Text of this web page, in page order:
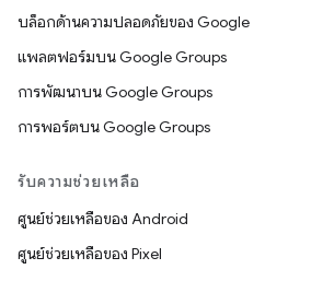
บล็อกด้านความปลอดภัยของ Google
แพลตฟอร์มบน Google Groups
การพัฒนาบน Google Groups
การพอร์ตบน Google Groups
รับความช่วยเหลือ
ศูนย์ช่วยเหลือของ Android
ศูนย์ช่วยเหลือของ Pixel